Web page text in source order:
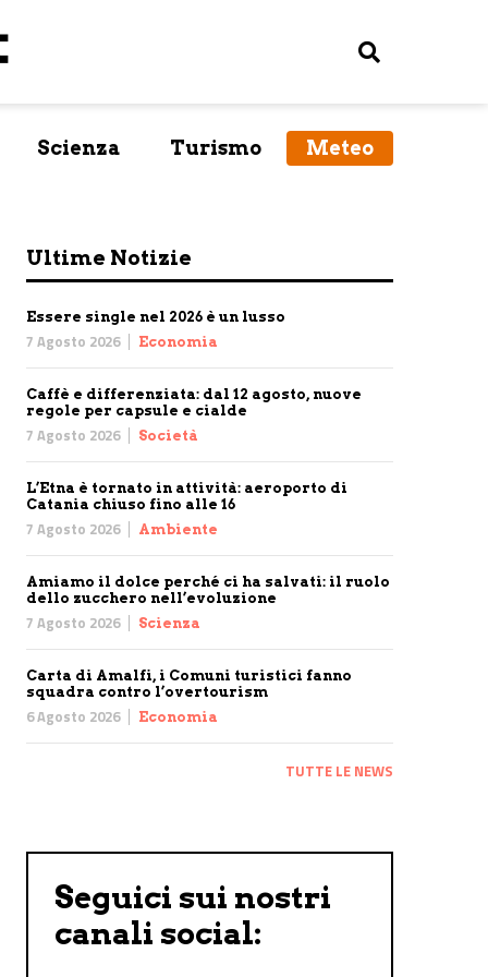
Scienza Turismo Meteo
Ultime Notizie
Essere single nel 2026 è un lusso
7 Agosto 2026 Economia
Caffè e differenziata: dal 12 agosto, nuove
regole per capsule e cialde
7 Agosto 2026 Società
L’Etna è tornato in attività: aeroporto di
Catania chiuso fino alle 16
7 Agosto 2026 Ambiente
Amiamo il dolce perché ci ha salvati: il ruolo
dello zucchero nell’evoluzione
7 Agosto 2026 Scienza
Carta di Amalfi, i Comuni turistici fanno
squadra contro l’overtourism
6 Agosto 2026 Economia
TUTTE LE NEWS
Seguici sui nostri
canali social: